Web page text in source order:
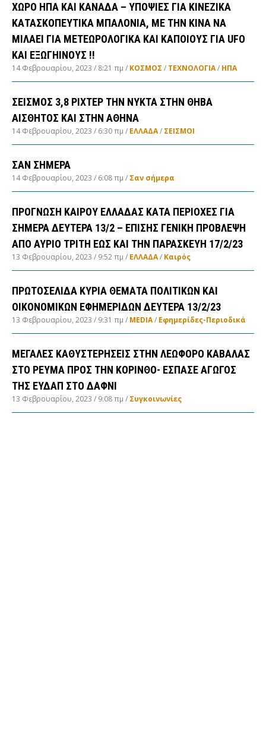
ΧΩΡΟ ΗΠΑ ΚΑΙ ΚΑΝΑΔΑ – ΥΠΟΨΙΕΣ ΓΙΑ ΚΙΝΕΖΙΚΑ
ΚΑΤΑΣΚΟΠΕΥΤΙΚΑ ΜΠΑΛΟΝΙΑ, ΜΕ ΤΗΝ ΚΙΝΑ ΝΑ
ΜΙΛΑΕΙ ΓΙΑ ΜΕΤΕΩΡΟΛΟΓΙΚΑ ΚΑΙ ΚΑΠΟΙΟΥΣ ΓΙΑ UFO
ΚΑΙ ΕΞΩΓΗΙΝΟΥΣ !!
14 Φεβρουαρίου, 2023 8:21 πμ ΚΟΣΜΟΣ / ΤΕΧΝΟΛΟΓΙΑ/ ΗΠΑ
ΣΕΙΣΜΟΣ 3,8 ΡΙΧΤΕΡ ΤΗΝ ΝΥΚΤΑ ΣΤΗΝ ΘΗΒΑ
ΑΙΣΘΗΤΟΣ ΚΑΙ ΣΤΗΝ ΑΘΗΝΑ
14 Φεβρουαρίου, 2023 6:30 πμ ΕΛΛΑΔA/ ΣΕΙΣΜΟΙ
ΣΑΝ ΣΗΜΕΡΑ
14 Φεβρουαρίου, 2023 6:08 πμ Σαν σήμερα
ΠΡΟΓΝΩΣΗ ΚΑΙΡΟΥ ΕΛΛΑΔΑΣ ΚΑΤΑ ΠΕΡΙΟΧΕΣ ΓΙΑ
ΣΗΜΕΡΑ ΔΕΥΤΕΡΑ 13/2 – ΕΠΙΣΗΣ ΓΕΝΙΚΗ ΠΡΟΒΛΕΨΗ
ΑΠΟ ΑΥΡΙΟ ΤΡΙΤΗ ΕΩΣ ΚΑΙ ΤΗΝ ΠΑΡΑΣΚΕΥΗ 17/2/23
13 Φεβρουαρίου, 2023 9:52 πμ ΕΛΛΑΔA/ Καιρός
ΠΡΩΤΟΣΕΛΙΔΑ ΚΥΡΙΑ ΘΕΜΑΤΑ ΠΟΛΙΤΙΚΩΝ ΚΑΙ
ΟΙΚΟΝΟΜΙΚΩΝ ΕΦΗΜΕΡΙΔΩΝ ΔΕΥΤΕΡΑ 13/2/23
13 Φεβρουαρίου, 2023 9:31 πμ MEDIA/ Εφημερίδες-Περιοδικά
ΜΕΓΑΛΕΣ ΚΑΘΥΣΤΕΡΗΣΕΙΣ ΣΤΗΝ ΛΕΩΦΟΡΟ ΚΑΒΑΛΑΣ
ΣΤΟ ΡΕΥΜΑ ΠΡΟΣ ΤΗΝ ΚΟΡΙΝΘΟ- ΕΣΠΑΣΕ ΑΓΩΓΟΣ
ΤΗΣ ΕΥΔΑΠ ΣΤΟ ΔΑΦΝΙ
13 Φεβρουαρίου, 2023 9:08 πμ Συγκοινωνίες